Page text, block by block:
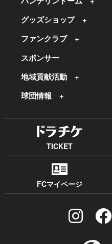
グッズショップ
ファンクラブ
スポンサー
地域貢献活動
球団情報
TICKET
FCマイページ